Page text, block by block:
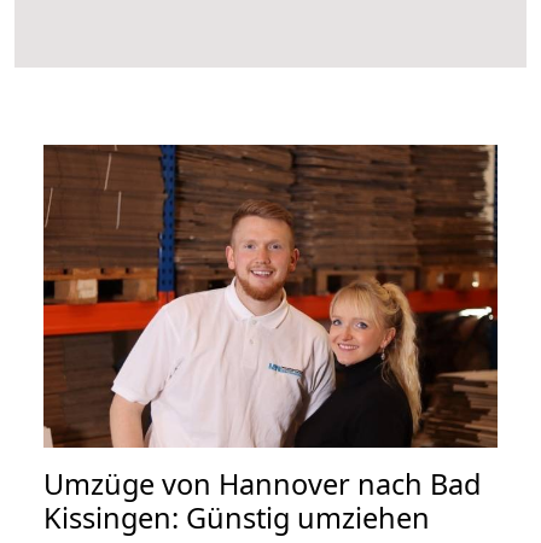
Umzüge von Hannover nach Bad
Kissingen: Günstig umziehen